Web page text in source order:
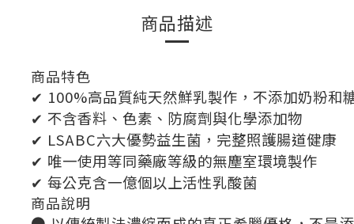
商品描述
商品特色
✔ 100%高品質純天然鮮乳製作，不添加奶粉和
✔ 不含香料、色素、防腐劑與化學添加物
✔ LSABC六大優勢益生菌，完整照護腸道健康
✔ 唯一使用等同藥廠等級的無塵室環境製作
✔ 每公克含一億個以上活性乳酸菌
商品說明